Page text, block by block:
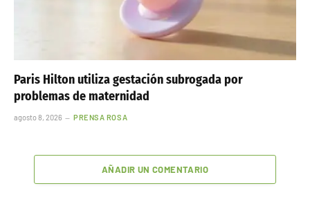
Paris Hilton utiliza gestación subrogada por
problemas de maternidad
agosto 8, 2026 PRENSA ROSA
AÑADIR UN COMENTARIO